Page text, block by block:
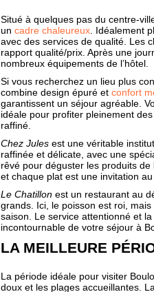
Situé à quelques pas du centre-
un cadre chaleureux . Idéalement
avec des services de qualité. Les
rapport qualité/prix. Après une
nombreux équipements de l’hôtel.
Si vous recherchez un lieu plus
combine design épuré et confort
garantissent un séjour agréable.
idéale pour profiter pleinement
raffiné.
Chez Jules est une véritable
raffinée et délicate, avec une
rêvé pour déguster les produits de
et chaque plat est une invitation au
Le Chatillon est un restaurant au
grands. Ici, le poisson est roi,
saison. Le service attentionné et
incontournable de votre séjour à
LA MEILLEURE
La période idéale pour visiter
doux et les plages accueillantes.